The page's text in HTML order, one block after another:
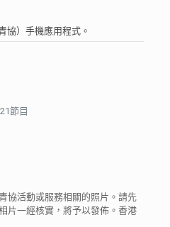
協）手機應用程式。
節目
協活動或服務相關的照片。請先
片一經核實，將予以發佈。香港